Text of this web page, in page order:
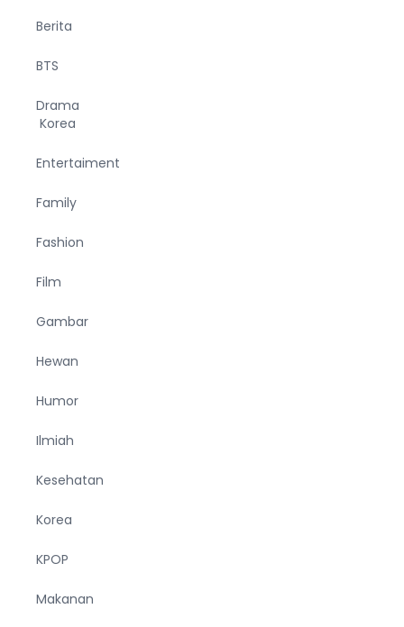
Berita
BTS
Drama
Korea
Entertaiment
Family
Fashion
Film
Gambar
Hewan
Humor
Ilmiah
Kesehatan
Korea
KPOP
Makanan